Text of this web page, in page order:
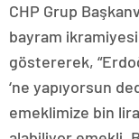
CHP Grup
bayram
göstererek,
‘ne yapıyorsun
emeklimize bin